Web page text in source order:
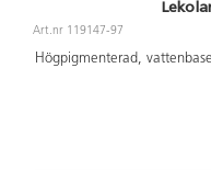
Art.nr 119147-97
Högpigmenterad,